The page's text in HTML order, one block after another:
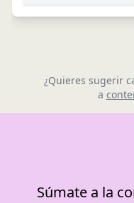
¿Quieres sugerir
a
Súmate a la